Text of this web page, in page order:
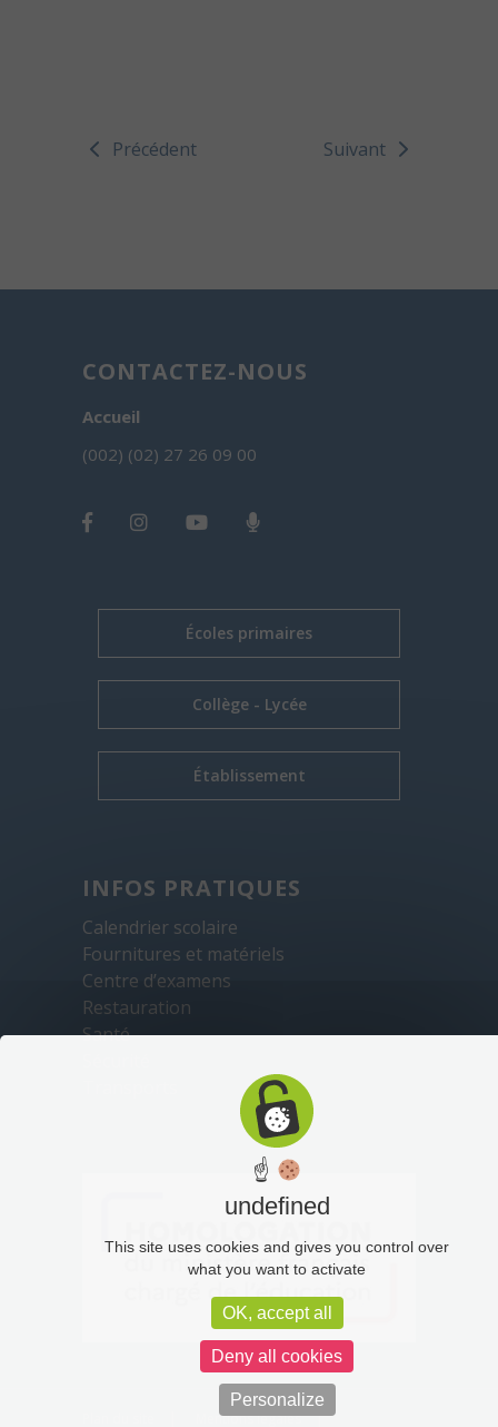
Précédent Suivant
CONTACTEZ-NOUS
Accueil
(002) (02) 27 26 09 00
Écoles primaires
Collège - Lycée
Établissement
INFOS PRATIQUES
Calendrier scolaire
Fournitures et matériels
Centre d’examens
Restauration
Santé
Mentions légales
☝
undefined
This site uses cookies and gives you control over
what you want to activate
OK, accept all
Deny all cookies
Personalize